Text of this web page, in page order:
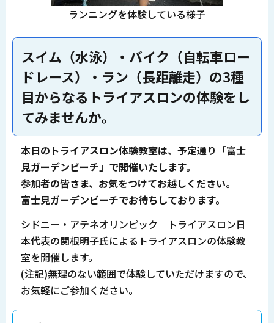
ランニングを体験している様子
スイム（水泳）・バイク（自転車ロー
ドレース）・ラン（長距離走）の3種
目からなるトライアスロンの体験をし
てみませんか。
本日のトライアスロン体験教室は、予定通り「富士
見ガーデンビーチ」で開催いたします。
参加者の皆さま、お気をつけてお越しください。
富士見ガーデンビーチでお待ちしております。
シドニー・アテネオリンピック トライアスロン日
本代表の関根明子氏によるトライアスロンの体験教
室を開催します。
(注記)無理のない範囲で体験していただけますので、
お気軽にご参加ください。